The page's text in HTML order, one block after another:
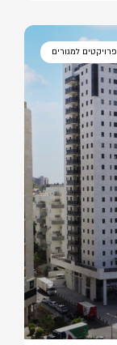
פרויקטים למגורים